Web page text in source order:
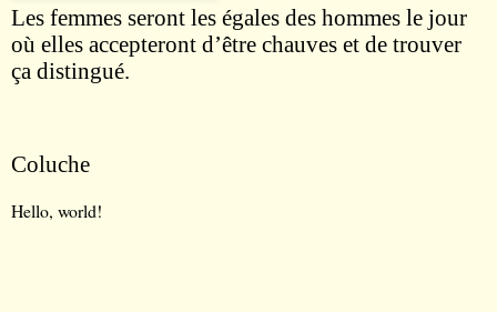
Les femmes seront les égales des hommes le jour
où elles accepteront d’être chauves et de trouver
ça distingué.
Coluche
Hello, world!